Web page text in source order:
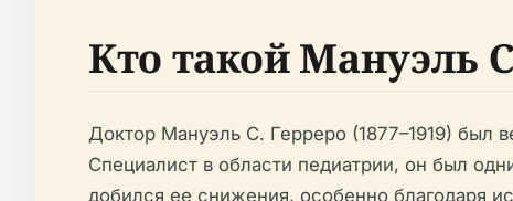
Кто такой Мануэль
Доктор Мануэль С. Герреро (1877–1919) был
Специалист в области педиатрии, он был
добился ее снижения, особенно благодаря